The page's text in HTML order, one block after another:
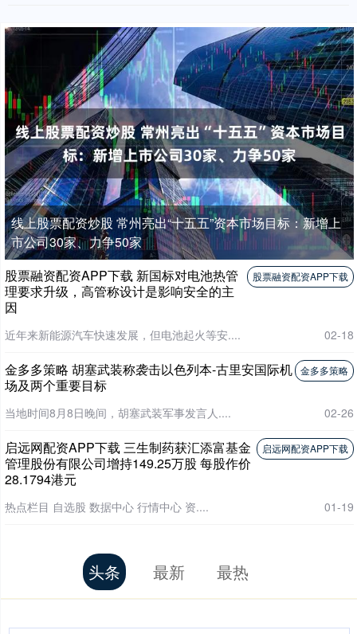
线上股票配资炒股 常州亮出“十五五”资本市场目标：新增上
市公司30家、力争50家
股票融资配资APP下载
股票融资配资APP下载 新国标对电池热管
理要求升级，高管称设计是影响安全的主
因
近年来新能源汽车快速发展，但电池起火等安.... 02-18
金多多策略
金多多策略 胡塞武装称袭击以色列本-古里安国际机
场及两个重要目标
当地时间8月8日晚间，胡塞武装军事发言人.... 02-26
启远网配资APP下载
启远网配资APP下载 三生制药获汇添富基金
管理股份有限公司增持149.25万股 每股作价
28.1794港元
热点栏目 自选股 数据中心 行情中心 资.... 01-19
头条 最新 最热